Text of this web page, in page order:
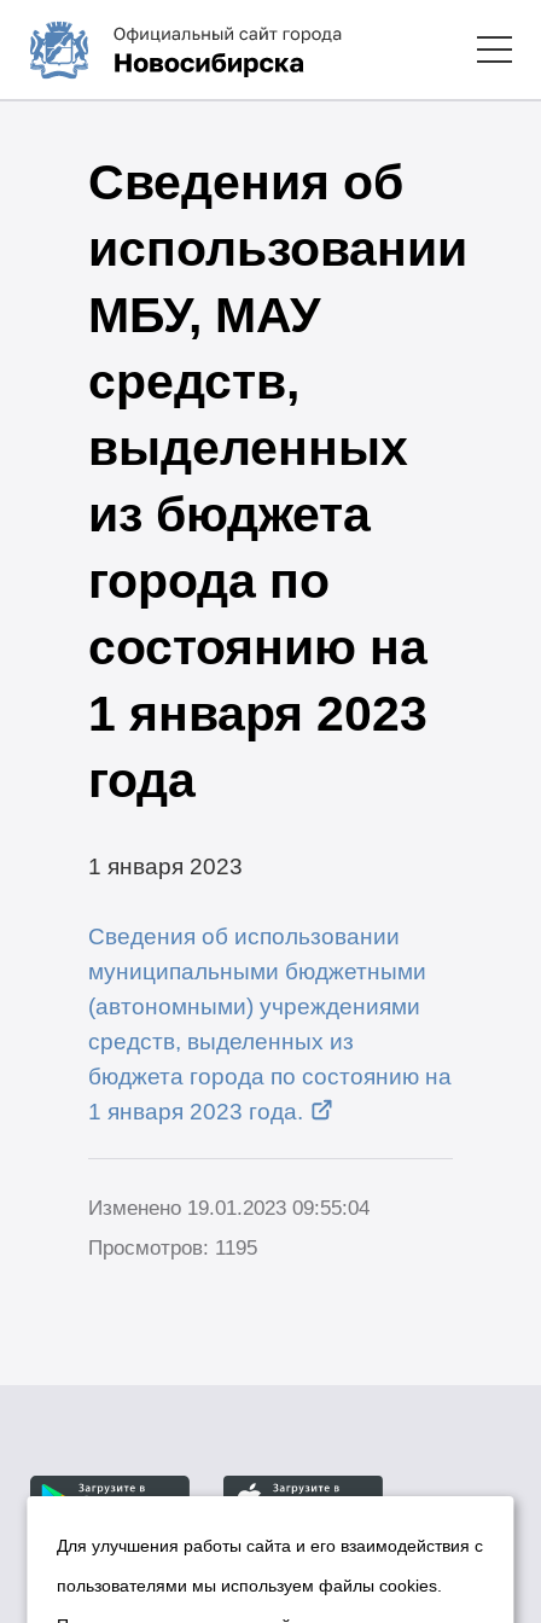
Сведения об
использовании
МБУ, МАУ
средств,
выделенных
из бюджета
города по
состоянию на
1 января 2023
года
1 января 2023
Сведения об использовании
муниципальными бюджетными
(автономными) учреждениями
средств, выделенных из
бюджета города по состоянию на
1 января 2023 года.
Изменено 19.01.2023 09:55:04
Просмотров: 1195
© Департамент информационной политики мэрии
города Новосибирска, 2026
Для улучшения работы сайта и его взаимодействия с
пользователями мы используем файлы cookies.